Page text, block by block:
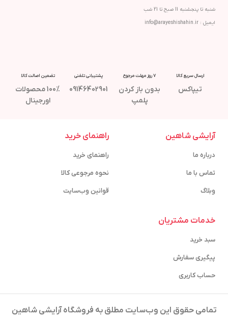
شنبه تا پنجشنبه 11 صبح تا 21 شب
ایمیل : info@arayeshishahin.ir
ارسال سریع کالا
تیپاکس
7 روز مهلت مرجوع
بدون باز کردن
پلمپ
پشتیبانی تلفنی
09146402901
تضمین اصالت کالا
100% محصولات
اورجینال
آرایشی شاهین
درباره ما
تماس با ما
وبلاگ
راهنمای خرید
راهنمای خرید
نحوه مرجوعی کالا
قوانین وب‌سایت
خدمات مشتریان
سبد خرید
پیگیری سفارش
حساب کاربری
تمامی حقوق این وب‌سایت مطلق به فروشگاه آرایشی شاهین